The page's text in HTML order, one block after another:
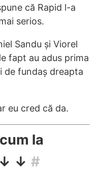
că Rapid l-a
serios.
Sandu și Viorel
fapt au adus prima
de fundaș dreapta
eu cred că da.
la
↓ ↓ #